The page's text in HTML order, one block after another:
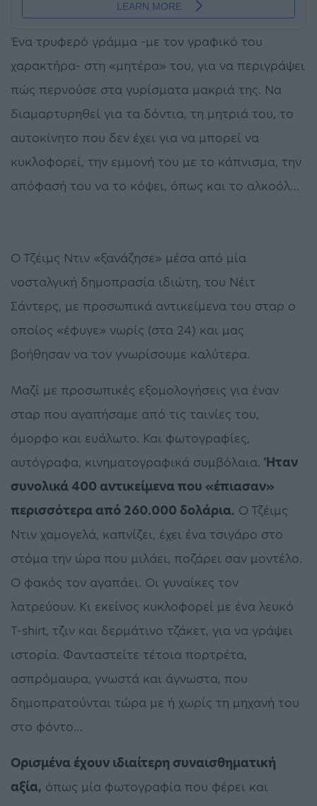
Ένα τρυφερό γράμμα -με τον γραφικό του
χαρακτήρα- στη «μητέρα» του, για να περιγράψει
πώς περνούσε στα γυρίσματα μακριά της. Να
διαμαρτυρηθεί για τα δόντια, τη μητριά του, το
αυτοκίνητο που δεν έχει για να μπορεί να
κυκλοφορεί, την εμμονή του με το κάπνισμα, την
απόφασή του να το κόψει, όπως και το αλκοόλ…
Ο Τζέιμς Ντιν «ξανάζησε» μέσα από μία
νοσταλγική δημοπρασία ιδιώτη, του Νέιτ
Σάντερς, με προσωπικά αντικείμενα του σταρ ο
οποίος «έφυγε» νωρίς (στα 24) και μας
βοήθησαν να τον γνωρίσουμε καλύτερα.
Μαζί με προσωπικές εξομολογήσεις για έναν
σταρ που αγαπήσαμε από τις ταινίες του,
όμορφο και ευάλωτο. Και φωτογραφίες,
αυτόγραφα, κινηματογραφικά συμβόλαια. Ήταν
συνολικά 400 αντικείμενα που «έπιασαν»
περισσότερα από 260.000 δολάρια. Ο Τζέιμς
Ντιν χαμογελά, καπνίζει, έχει ένα τσιγάρο στο
στόμα την ώρα που μιλάει, ποζάρει σαν μοντέλο.
Ο φακός τον αγαπάει. Οι γυναίκες τον
λατρεύουν. Κι εκείνος κυκλοφορεί με ένα λευκό
T-shirt, τζιν και δερμάτινο τζάκετ, για να γράψει
ιστορία. Φανταστείτε τέτοια πορτρέτα,
ασπρόμαυρα, γνωστά και άγνωστα, που
δημοπρατούνται τώρα με ή χωρίς τη μηχανή του
στο φόντο…
Ορισμένα έχουν ιδιαίτερη συναισθηματική
αξία, όπως μία φωτογραφία που φέρει και